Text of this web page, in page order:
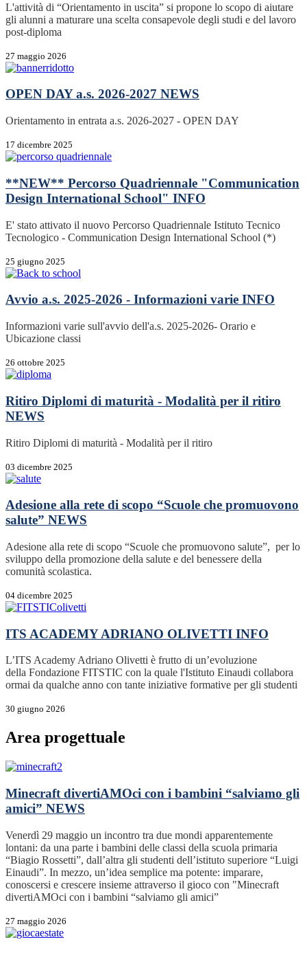
L'attività di “Orientamento in uscita” si propone lo scopo di aiutare
gli alunni a maturare una scelta consapevole degli studi e del lavoro
post-diploma
27 maggio 2026
OPEN DAY a.s. 2026-2027 NEWS
Orientamento in entrata a.s. 2026-2027 - OPEN DAY
17 dicembre 2025
**NEW** Percorso Quadriennale "Communication
Design International School" INFO
E' stato attivato il nuovo Percorso Quadriennale Istituto Tecnico
Tecnologico - Communication Design International School (*)
25 giugno 2025
Avvio a.s. 2025-2026 - Informazioni varie INFO
Informazioni varie sull'avvio dell'a.s. 2025-2026- Orario e
Ubicazione classi
26 ottobre 2025
Ritiro Diplomi di maturità - Modalità per il ritiro
NEWS
Ritiro Diplomi di maturità - Modalità per il ritiro
03 dicembre 2025
Adesione alla rete di scopo “Scuole che promuovono
salute” NEWS
Adesione alla rete di scopo “Scuole che promuovono salute”, per lo
sviluppo della promozione della salute e del benessere della
comunità scolastica.
04 dicembre 2025
ITS ACADEMY ADRIANO OLIVETTI INFO
L’ITS Academy Adriano Olivetti è frutto di un’evoluzione
della Fondazione FITSTIC con la quale l'Istituto Einaudi collabora
ormai da qualche anno con tante iniziative formative per gli studenti
30 giugno 2026
Area progettuale
Minecraft divertiAMOci con i bambini “salviamo gli
amici” NEWS
Venerdì 29 maggio un incontro tra due mondi apparentemente
lontani: da una parte i bambini delle classi della scuola primaria
“Biagio Rossetti”, dall’altra gli studenti dell’istituto superiore “Luigi
Einaudi”. In mezzo, un’idea semplice ma potente: imparare,
conoscersi e crescere insieme attraverso il gioco con "Minecraft
divertiAMOci con i bambini “salviamo gli amici”
27 maggio 2026